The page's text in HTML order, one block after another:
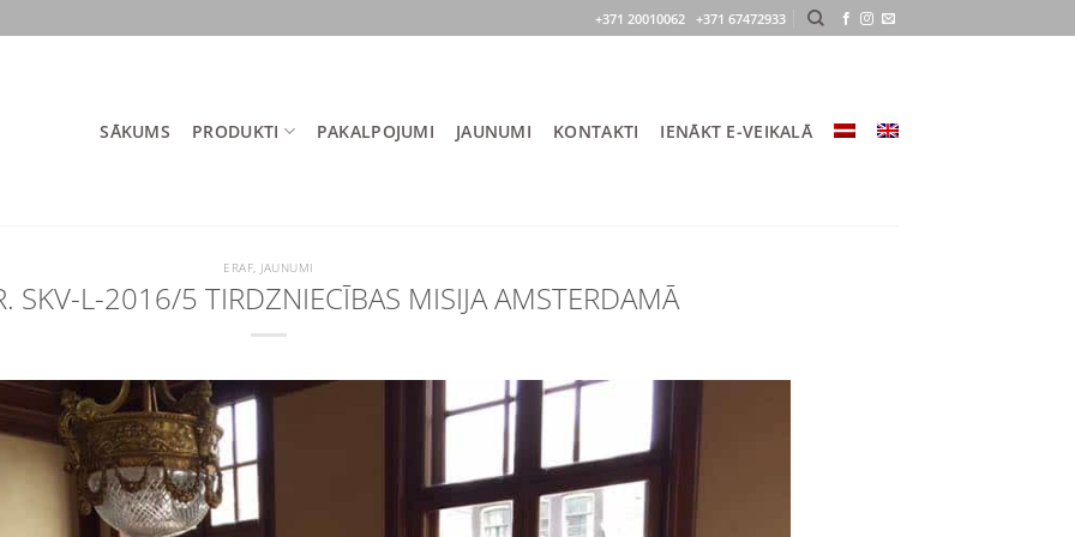
+371 20010062 +371 67472933
SĀKUMS PRODUKTI PAKALPOJUMI JAUNUMI KONTAKTI IENĀKT E-VEIKALĀ
ERAF, JAUNUMI
SKV-L-2016/5 TIRDZNIECĪBAS MISIJA AMSTERDAMĀ